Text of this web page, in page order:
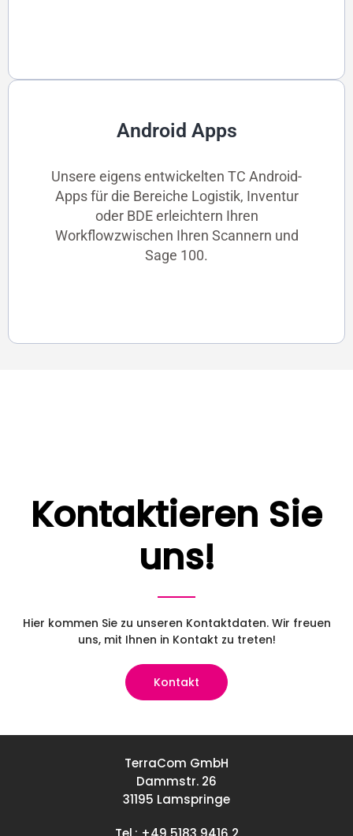
Android Apps
Unsere eigens entwickelten TC Android-
Apps für die Bereiche Logistik, Inventur
oder BDE erleichtern Ihren
Workflowzwischen Ihren Scannern und
Sage 100.
Kontaktieren Sie
uns!
Hier kommen Sie zu unseren Kontaktdaten. Wir freuen
uns, mit Ihnen in Kontakt zu treten!
Kontakt
TerraCom GmbH
Dammstr. 26
31195 Lamspringe